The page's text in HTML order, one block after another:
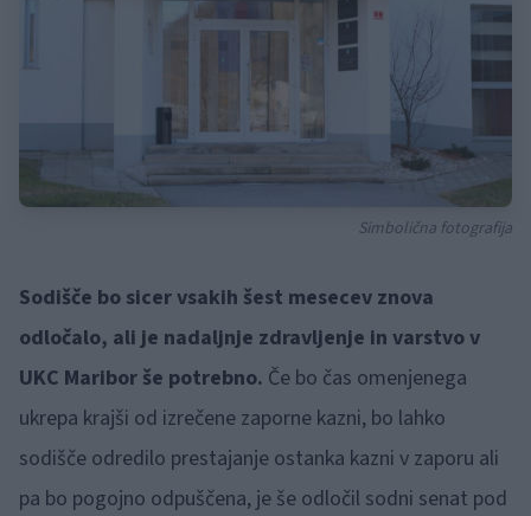
Simbolična fotografija
Sodišče bo sicer vsakih šest mesecev znova
odločalo, ali je nadaljnje zdravljenje in varstvo v
UKC Maribor še potrebno. Če bo čas omenjenega
ukrepa krajši od izrečene zaporne kazni, bo lahko
sodišče odredilo prestajanje ostanka kazni v zaporu ali
pa bo pogojno odpuščena, je še odločil sodni senat pod